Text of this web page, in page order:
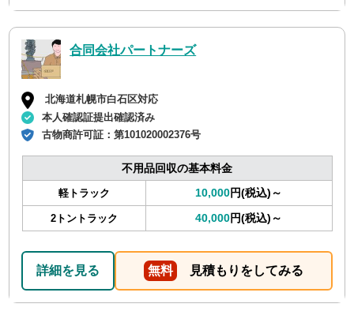
合同会社パートナーズ
北海道札幌市白石区対応
本人確認証提出確認済み
古物商許可証：第101020002376号
不用品回収の基本料金
軽トラック 10,000円(税込)～
2トントラック 40,000円(税込)～
詳細を見る 無料 見積もりをしてみる